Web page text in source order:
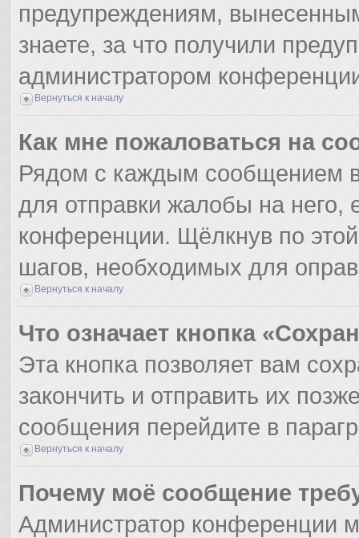
предупреждениям,
знаете, за что получили
администратором
Вернуться к началу
Как мне пожаловаться на
Рядом с каждым сообщением
для отправки жалобы на него,
конференции. Щёлкнув по
шагов, необходимых для
Вернуться к началу
Что означает кнопка
Эта кнопка позволяет вам
закончить и отправить их
сообщения перейдите в
Вернуться к началу
Почему моё сообщение
Администратор конференции